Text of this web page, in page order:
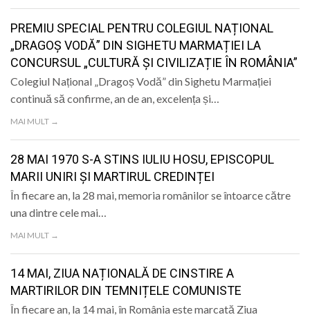
LIFE
PREMIU SPECIAL PENTRU COLEGIUL NAȚIONAL
„DRAGOȘ VODĂ” DIN SIGHETU MARMAȚIEI LA
CONCURSUL „CULTURĂ ȘI CIVILIZAȚIE ÎN ROMÂNIA”
Colegiul Național „Dragoș Vodă” din Sighetu Marmației
continuă să confirme, an de an, excelența și…
MAI MULT →
28 MAI 1970 S-A STINS IULIU HOSU, EPISCOPUL
MARII UNIRI ȘI MARTIRUL CREDINȚEI
În fiecare an, la 28 mai, memoria românilor se întoarce către
una dintre cele mai…
MAI MULT →
14 MAI, ZIUA NAȚIONALĂ DE CINSTIRE A
MARTIRILOR DIN TEMNIȚELE COMUNISTE
În fiecare an, la 14 mai, în România este marcată Ziua